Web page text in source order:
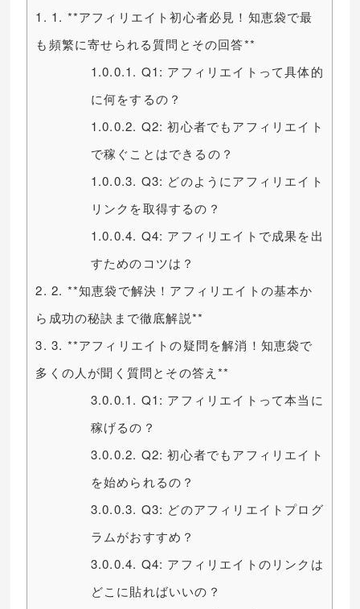
1. 1. **アフィリエイト初心者必見！知恵袋で最
も頻繁に寄せられる質問とその回答**
1.0.0.1. Q1: アフィリエイトって具体的
に何をするの？
1.0.0.2. Q2: 初心者でもアフィリエイト
で稼ぐことはできるの？
1.0.0.3. Q3: どのようにアフィリエイト
リンクを取得するの？
1.0.0.4. Q4: アフィリエイトで成果を出
すためのコツは？
2. 2. **知恵袋で解決！アフィリエイトの基本か
ら成功の秘訣まで徹底解説**
3. 3. **アフィリエイトの疑問を解消！知恵袋で
多くの人が聞く質問とその答え**
3.0.0.1. Q1: アフィリエイトって本当に
稼げるの？
3.0.0.2. Q2: 初心者でもアフィリエイト
を始められるの？
3.0.0.3. Q3: どのアフィリエイトプログ
ラムがおすすめ？
3.0.0.4. Q4: アフィリエイトのリンクは
どこに貼ればいいの？